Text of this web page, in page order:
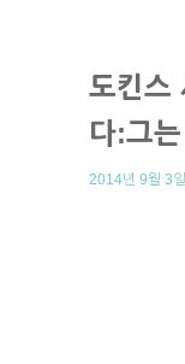
도킨스
다:그
2014년 9월 3